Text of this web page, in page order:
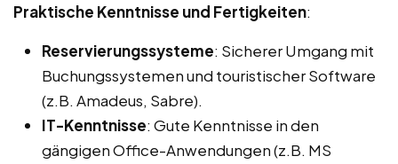
Praktische Kenntnisse und Fertigkeiten:
Reservierungssysteme: Sicherer Umgang mit
Buchungssystemen und touristischer Software
(z.B. Amadeus, Sabre).
IT-Kenntnisse: Gute Kenntnisse in den
gängigen Office-Anwendungen (z.B. MS